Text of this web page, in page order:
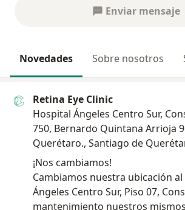
Enviar mensaje
Novedades Sobre nosotros
Retina Eye Clinic
Hospital Ángeles Centro Sur,
750, Bernardo Quintana Arrioja
Querétaro., Santiago de
¡Nos cambiamos!
Cambiamos nuestra ubicación
Ángeles Centro Sur, Piso 07,
mantenimiento nuestros